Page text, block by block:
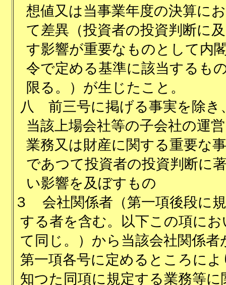
想値又は当事業年度の決算に
て差異（投資者の投資判断に
す影響が重要なものとして内
令で定める基準に該当するも
限る。）が生じたこと。
八
前三号に掲げる事実を除き
当該上場会社等の子会社の運
業務又は財産に関する重要な
であつて投資者の投資判断に
い影響を及ぼすもの
３
会社関係者（第一項後段に
する者を含む。以下この項にお
て同じ。）から当該会社関係者
第一項各号に定めるところによ
知つた同項に規定する業務等に